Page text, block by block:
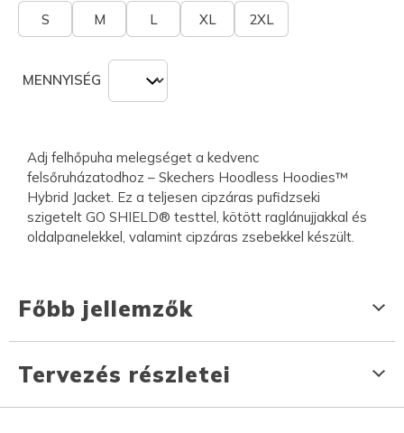
S M L XL 2XL
MENNYISÉG
Adj felhőpuha melegséget a kedvenc
felsőruházatodhoz – Skechers Hoodless Hoodies™
Hybrid Jacket. Ez a teljesen cipzáras pufidzseki
szigetelt GO SHIELD® testtel, kötött raglánujjakkal és
oldalpanelekkel, valamint cipzáras zsebekkel készült.
Főbb jellemzők
Tervezés részletei